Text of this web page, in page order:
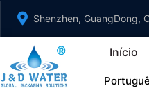
para
conteúdo
Shenzhen, GuangDong,
Início